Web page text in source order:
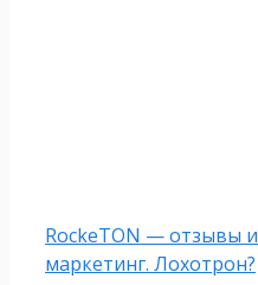
RockeTON — отзывы и
маркетинг. Лохотрон?